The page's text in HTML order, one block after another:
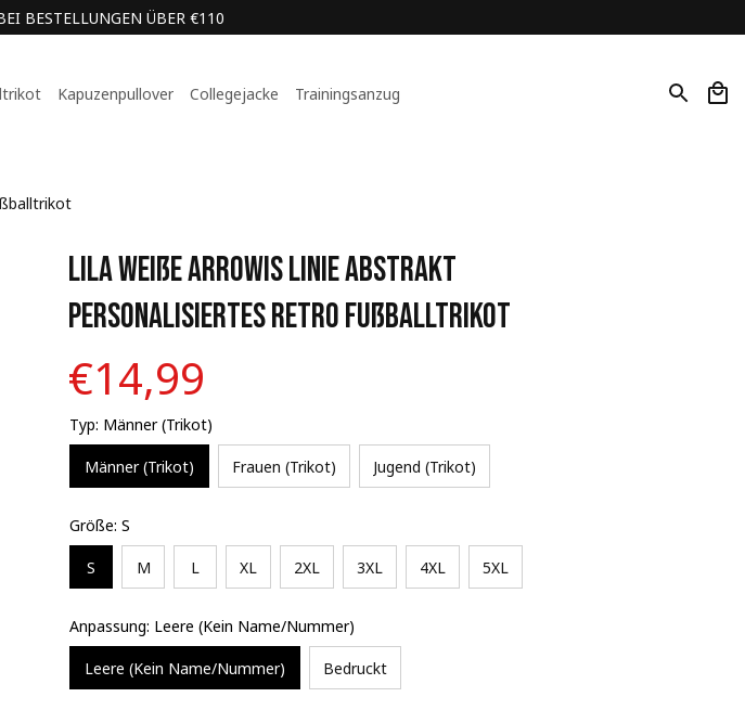
BESTELLUNGEN ÜBER €110
Kapuzenpullover Collegejacke Trainingsanzug
Lila Weiße Arrowis Linie Abstrakt
Personalisiertes Retro Fußballtrikot
€14,99
Typ: Männer (Trikot)
Männer (Trikot) Frauen (Trikot) Jugend (Trikot)
Größe: S
S M L XL 2XL 3XL 4XL 5XL
Anpassung: Leere (Kein Name/Nummer)
Leere (Kein Name/Nummer) Bedruckt